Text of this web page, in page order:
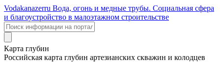
Vodakanazerru Вода, огонь и медные трубы. Социальная сфера
и благоустройство в малоэтажном строительстве
Карта глубин
Российская карта глубин артезианских скважин и колодцев